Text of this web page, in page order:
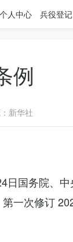
个人中心 兵役登记
例
新华社
日国务院、
一次修订